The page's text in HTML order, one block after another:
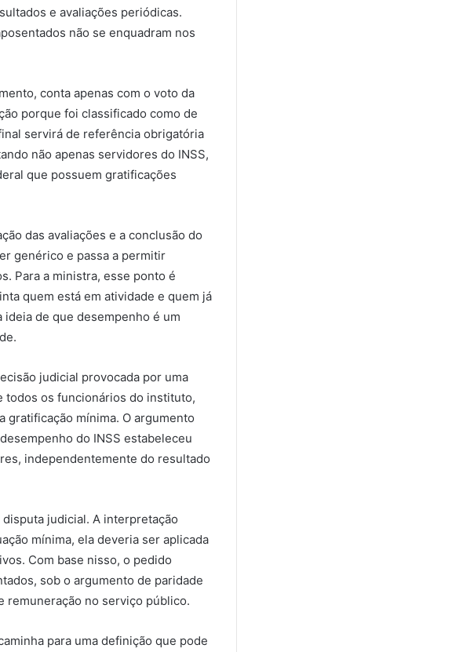
e avaliações periódicas.
não se enquadram nos
conta apenas com o voto da
porque foi classificado como de
servirá de referência obrigatória
não apenas servidores do INSS,
que possuem gratificações
das avaliações e a conclusão do
genérico e passa a permitir
Para a ministra, esse ponto é
quem está em atividade e quem já
de que desempenho é um
judicial provocada por uma
todos os funcionários do instituto,
gratificação mínima. O argumento
do INSS estabeleceu
independentemente do resultado
judicial. A interpretação
mínima, ela deveria ser aplicada
Com base nisso, o pedido
sob o argumento de paridade
remuneração no serviço público.
para uma definição que pode